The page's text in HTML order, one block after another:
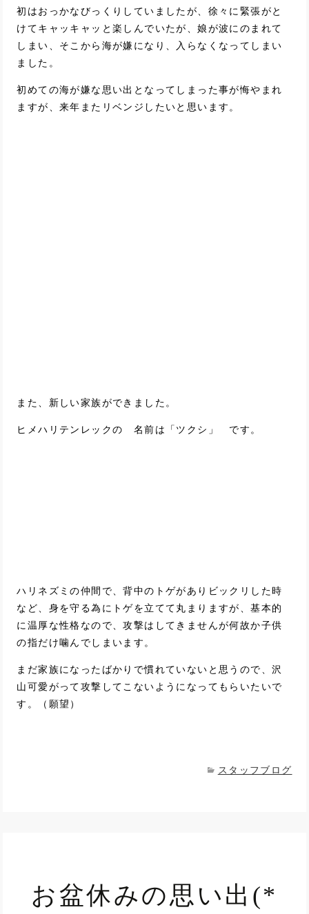
初はおっかなびっくりしていましたが、徐々に緊張がと
けてキャッキャッと楽しんでいたが、娘が波にのまれて
しまい、そこから海が嫌になり、入らなくなってしまい
ました。
初めての海が嫌な思い出となってしまった事が悔やまれ
ますが、来年またリベンジしたいと思います。
また、新しい家族ができました。
ヒメハリテンレックの 名前は「ツクシ」 です。
ハリネズミの仲間で、背中のトゲがありビックリした時
など、身を守る為にトゲを立てて丸まりますが、基本的
に温厚な性格なので、攻撃はしてきませんが何故か子供
の指だけ噛んでしまいます。
まだ家族になったばかりで慣れていないと思うので、沢
山可愛がって攻撃してこないようになってもらいたいで
す。（願望）
スタッフブログ
お盆休みの思い出(*